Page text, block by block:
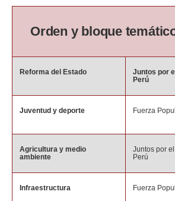
Orden y bloque
Reforma del Estado
Juntos por el
Perú
Juventud y deporte Fuerza
Agricultura y medio
ambiente
Juntos por el
Perú
Infraestructura Fuerza